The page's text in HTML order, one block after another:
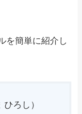
を簡単に紹介し
ろし）